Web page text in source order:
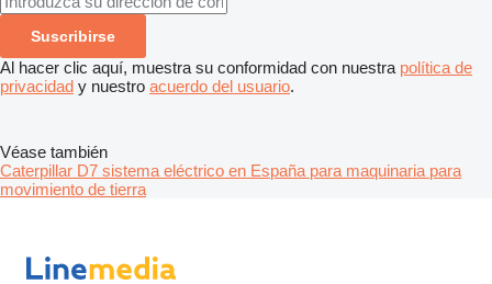
Suscribirse
Al hacer clic aquí, muestra su conformidad con nuestra política de
privacidad y nuestro acuerdo del usuario.
Véase también
Caterpillar D7 sistema eléctrico en España para maquinaria para
movimiento de tierra